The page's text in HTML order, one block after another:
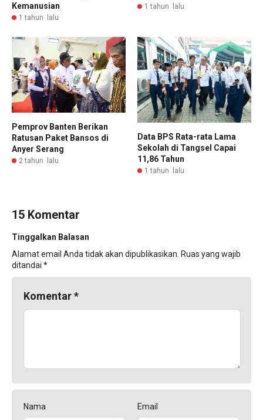
Kemanusian
1 tahun lalu
1 tahun lalu
Pemprov Banten Berikan
Ratusan Paket Bansos di
Anyer Serang
2 tahun lalu
Data BPS Rata-rata Lama
Sekolah di Tangsel Capai
11,86 Tahun
1 tahun lalu
15 Komentar
Tinggalkan Balasan
Alamat email Anda tidak akan dipublikasikan. Ruas yang wajib
ditandai *
Komentar*
Nama Email